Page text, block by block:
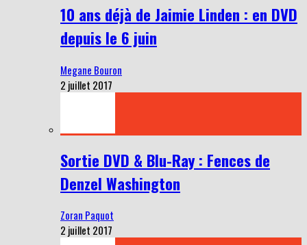
10 ans déjà de Jaimie Linden : en DVD
depuis le 6 juin
Megane Bouron
2 juillet 2017
Sortie DVD & Blu-Ray : Fences de
Denzel Washington
Zoran Paquot
2 juillet 2017